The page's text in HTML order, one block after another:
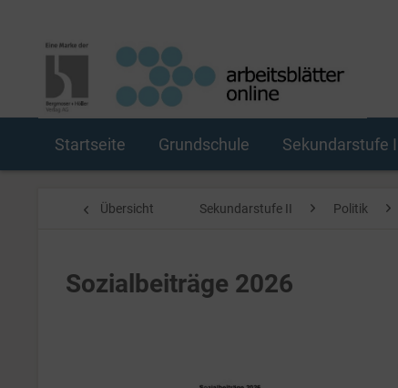
Startseite Grundschule Sekundarstufe I
Übersicht Sekundarstufe II Politik
Sozialbeiträge 2026